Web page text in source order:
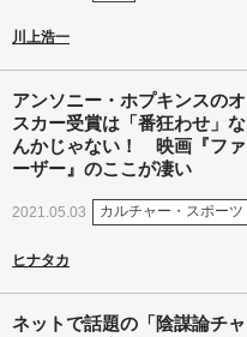
川上浩一
アンソニー・ホプキンスのオ
スカー受賞は「番狂わせ」な
んかじゃない！ 映画『ファ
ーザー』のここが凄い
2021.05.03 カルチャー・スポーツ
ヒナタカ
ネットで話題の「陰謀論チャ